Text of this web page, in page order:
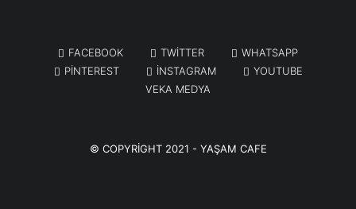
FACEBOOK TWITTER
WHATSAPP
PINTEREST
INSTAGRAM
YOUTUBE
VEKA MEDYA
© COPYRIGHT 2021 - YAŞAM CAFE